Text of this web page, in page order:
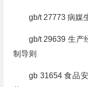
gb/t 27773 病媒
gb/t 29639 生产
制导则
gb 31654 食品